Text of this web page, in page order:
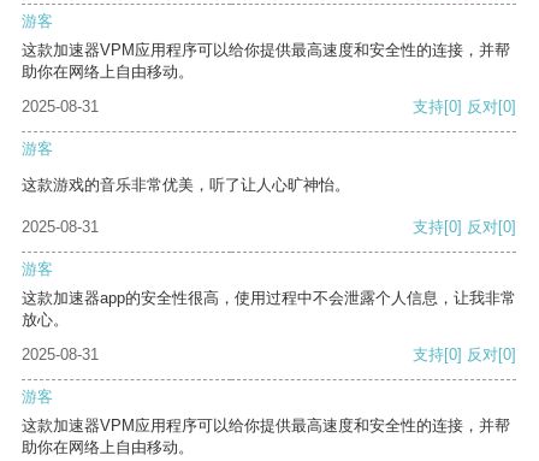
游客
这款加速器VPM应用程序可以给你提供最高速度和安全性的连接，并帮
助你在网络上自由移动。
2025-08-31
支持[0] 反对[0]
游客
这款游戏的音乐非常优美，听了让人心旷神怡。
2025-08-31 支持[0] 反对[0]
游客
这款加速器app的安全性很高，使用过程中不会泄露个人信息，让我非常
放心。
2025-08-31
支持[0] 反对[0]
游客
这款加速器VPM应用程序可以给你提供最高速度和安全性的连接，并帮
助你在网络上自由移动。